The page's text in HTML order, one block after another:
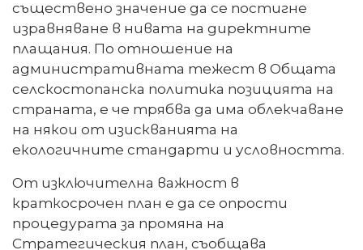
съществено значение да се постигне
изравняване в нивата на директните
плащания. По отношение на
административната тежест в Общата
селскостопанска политика позицията на
страната, е че трябва да има облекчаване
на някои от изискванията на
екологичните стандарти и условността.
От изключителна важност в
краткосрочен план е да се опрости
процедурата за промяна на
Стратегическия план, съобщава